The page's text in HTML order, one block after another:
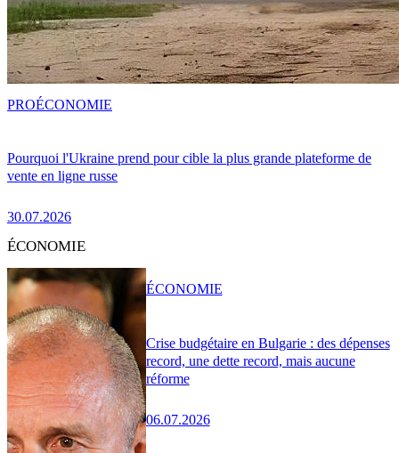
Pourquoi l'Ukraine prend pour cible la plus grande plateforme de
vente en ligne russe
30.07.2026
PROÉCONOMIE
ÉCONOMIE
Crise budgétaire en Bulgarie : des dépenses
record, une dette record, mais aucune
réforme
06.07.2026
ÉCONOMIE